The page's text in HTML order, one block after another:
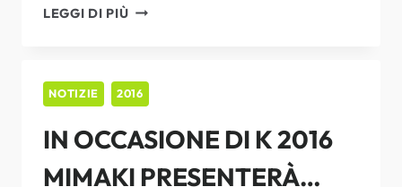
LEGGI DI PIÙMIMAKI
CAMPIONE
DI
INNOVAZIONE
NELLA
STAMPA
NOTIZIE 2016
IN OCCASIONE DI K 2016
MIMAKI PRESENTERÀ